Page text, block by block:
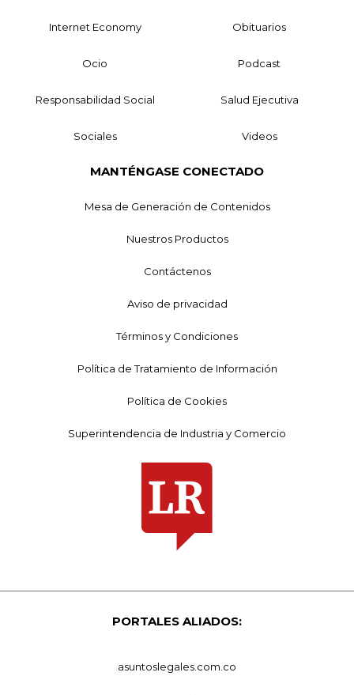
Internet Economy Obituarios
Ocio Podcast
Responsabilidad Social Salud Ejecutiva
Sociales Videos
MANTÉNGASE CONECTADO
Mesa de Generación de Contenidos
Nuestros Productos
Contáctenos
Aviso de privacidad
Términos y Condiciones
Política de Tratamiento de Información
Política de Cookies
Superintendencia de Industria y Comercio
PORTALES ALIADOS:
asuntoslegales.com.co